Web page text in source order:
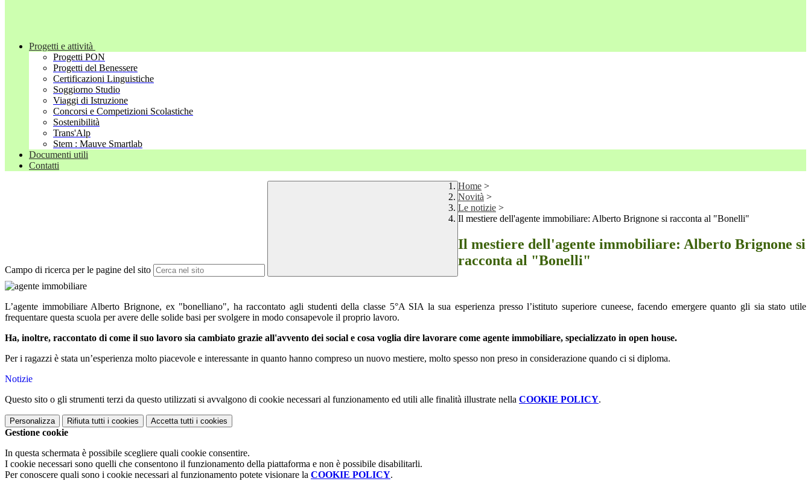
Progetti e attività
Progetti PON
Progetti del Benessere
Certificazioni Linguistiche
Soggiorno Studio
Viaggi di Istruzione
Concorsi e Competizioni Scolastiche
Sostenibilità
Trans'Alp
Stem : Mauve Smartlab
Documenti utili
Contatti
Campo di ricerca per le pagine del sito
Home >
Novità >
Le notizie >
Il mestiere dell'agente immobiliare: Alberto Brignone si racconta al "Bonelli"
Il mestiere dell'agente immobiliare: Alberto Brignone si
racconta al "Bonelli"
L’agente immobiliare Alberto Brignone, ex "bonelliano", ha raccontato agli studenti della classe 5°A SIA la sua esperienza presso l’istituto superiore cuneese, facendo emergere quanto gli sia stato utile
frequentare questa scuola per avere delle solide basi per svolgere in modo consapevole il proprio lavoro.
Ha, inoltre, raccontato di come il suo lavoro sia cambiato grazie all'avvento dei social e cosa voglia dire lavorare come agente immobiliare, specializzato in open house.
Per i ragazzi è stata un’esperienza molto piacevole e interessante in quanto hanno compreso un nuovo mestiere, molto spesso non preso in considerazione quando ci si diploma.
Notizie
Questo sito o gli strumenti terzi da questo utilizzati si avvalgono di cookie necessari al funzionamento ed utili alle finalità illustrate nella COOKIE POLICY.
Personalizza Rifiuta tutti i cookies Accetta tutti i cookies
Gestione cookie
In questa schermata è possibile scegliere quali cookie consentire.
I cookie necessari sono quelli che consentono il funzionamento della piattaforma e non è possibile disabilitarli.
Per conoscere quali sono i cookie necessari al funzionamento potete visionare la COOKIE POLICY.